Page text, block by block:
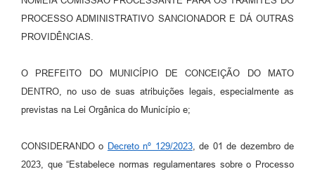
Telefones Úteis
Diário Oficial
PROCESSO ADMINISTRATIVO SANCIONADOR E DÁ OUTRAS
PROVIDÊNCIAS.
O PREFEITO DO MUNICÍPIO DE CONCEIÇÃO DO MATO
DENTRO, no uso de suas atribuições legais, especialmente as
previstas na Lei Orgânica do Município e;
CONSIDERANDO o Decreto nº 129/2023, de 01 de dezembro de
2023, que “Estabelece normas regulamentares sobre o Processo